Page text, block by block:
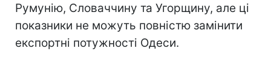
Румунію, Словаччину та Угорщину, але ці
показники не можуть повністю замінити
експортні потужності Одеси.